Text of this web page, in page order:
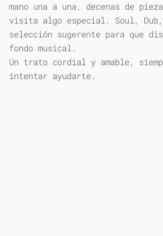
mano una a una, decenas de
visita algo especial. Soul,
selección sugerente para que
fondo musical.
Un trato cordial y amable,
intentar ayudarte.